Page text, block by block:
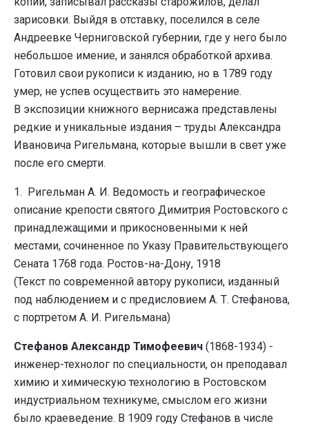
зарисовки. Выйдя в отставку, поселился в селе
Андреевке Черниговской губернии, где у него было
небольшое имение, и занялся обработкой архива.
Готовил свои рукописи к изданию, но в 1789 году
умер, не успев осуществить это намерение.
В экспозиции книжного вернисажа представлены
редкие и уникальные издания – труды Александра
Ивановича Ригельмана, которые вышли в свет уже
после его смерти.
1. Ригельман А. И. Ведомость и географическое
описание крепости святого Димитрия Ростовского с
принадлежащими и прикосновенными к ней
местами, сочиненное по Указу Правительствующего
Сената 1768 года. Ростов-на-Дону, 1918
(Текст по современной автору рукописи, изданный
под наблюдением и с предисловием А. Т. Стефанова,
с портретом А. И. Ригельмана)
Стефанов Александр Тимофеевич (1868-1934) -
инженер-технолог по специальности, он преподавал
химию и химическую технологию в Ростовском
индустриальном техникуме, смыслом его жизни
было краеведение. В 1909 году Стефанов в числе